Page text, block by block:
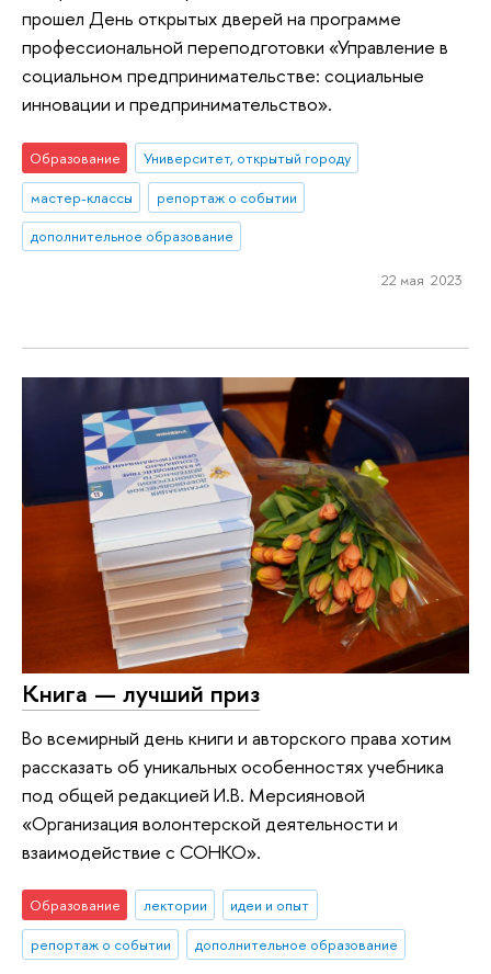
прошел День открытых дверей на программе
профессиональной переподготовки «Управление в
социальном предпринимательстве: социальные
инновации и предпринимательство».
Образование
Университет, открытый городу
мастер-классы
репортаж о событии
дополнительное образование
22 мая 2023
Книга — лучший приз
Во всемирный день книги и авторского права хотим
рассказать об уникальных особенностях учебника
под общей редакцией И.В. Мерсияновой
«Организация волонтерской деятельности и
взаимодействие с СОНКО».
Образование лектории
идеи и опыт
репортаж о событии
дополнительное образование